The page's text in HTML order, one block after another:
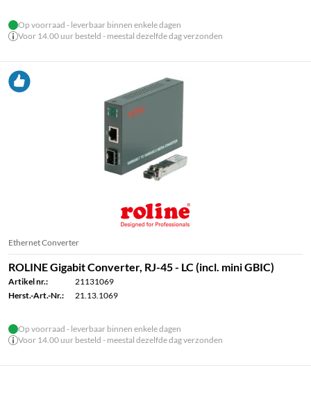
Op voorraad - leverbaar binnen enkele dagen
Voor 14.00 uur besteld - meestal dezelfde dag verzonden
Ethernet Converter
ROLINE Gigabit Converter, RJ-45 - LC (incl. mini GBIC)
Artikel nr.:
21131069
Herst.-Art.-Nr.:
21.13.1069
Op voorraad - leverbaar binnen enkele dagen
Voor 14.00 uur besteld - meestal dezelfde dag verzonden